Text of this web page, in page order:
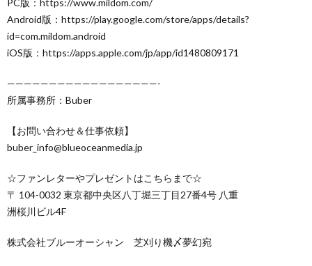
PC版：https://www.mildom.com/
Android版：https://play.google.com/store/apps/details?
id=com.mildom.android
iOS版：https://apps.apple.com/jp/app/id1480809171
——————————————————-
所属事務所：Buber
【お問い合わせ＆仕事依頼】
buber_info@blueoceanmedia.jp
☆ファンレターやプレゼントはこちらまで☆
〒 104-0032 東京都中央区八丁堀三丁目27番4号 八重
洲桜川ビル4F
株式会社ブルーオーシャン 芝刈り機〆夢幻宛